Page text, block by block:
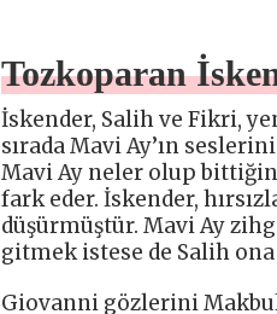
Tozkoparan
İskender, Salih ve Fikri,
sırada Mavi Ay’ın
Mavi Ay neler olup
fark eder. İskender,
düşürmüştür. Mavi Ay
gitmek istese de Salih
Giovanni gözlerini